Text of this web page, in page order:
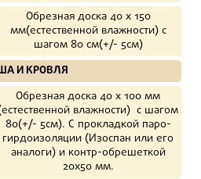
Обрезная доска 40 х 150
мм(естественной влажности) с
шагом 80 см(+/- 5см)
И КРОВЛЯ
Обрезная доска 40 х 100 мм
влажности) с шагом
80(+/- 5см). С прокладкой паро-
гирдоизоляции (Изоспан или его
аналоги) и контр-обрешеткой
20х50 мм.